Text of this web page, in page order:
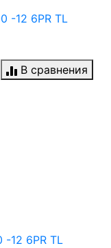
-12 6PR TL
В сравнения
12 6PR TL